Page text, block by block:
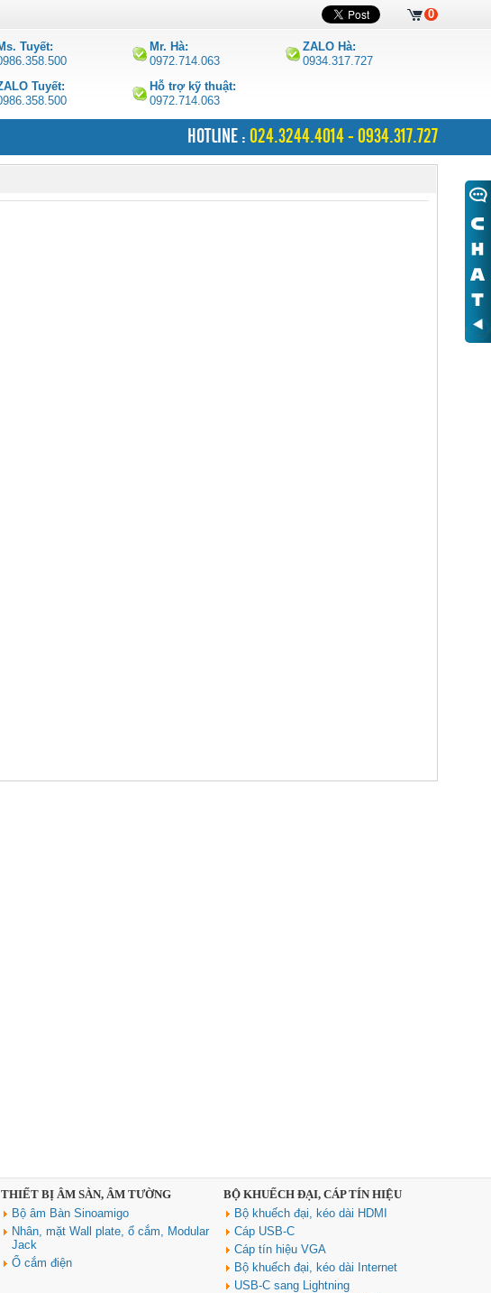
Tuyết:
Mr. Hà:
0972.714.063
ZALO Hà:
0934.317.727
Tuyết:
Hỗ trợ kỹ thuật:
0972.714.063
HOTLINE : 024.3244.4014 - 0934.317.727
THIẾT BỊ ÂM SÀN, ÂM TƯỜNG
Bộ âm Bàn Sinoamigo
Nhân, mặt Wall plate, ổ cắm, Modular
Jack
Ổ cắm điện
BỘ KHUẾCH ĐẠI, CÁP TÍN HIỆU
Bộ khuếch đại, kéo dài HDMI
Cáp USB-C
Cáp tín hiệu VGA
Bộ khuếch đại, kéo dài Internet
USB-C sang Lightning
0